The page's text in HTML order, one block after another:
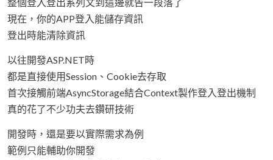
整個登入登出系列文到這邊就告一段落了
現在，你的APP登入能儲存資訊
登出時能清除資訊
以往開發ASP.NET時
都是直接使用Session、Cookie去存取
首次接觸前端AsyncStorage結合Context製作登入登出機制
真的花了不少功夫去鑽研技術
開發時，還是要以實際需求為例
範例只能輔助你開發